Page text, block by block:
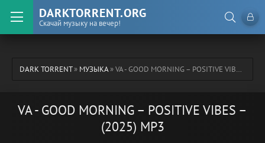
DARKTORRENT.ORG
Скачай музыку на вечер!
DARK TORRENT» МУЗЫКА» VA - GOOD MORNING – POSITIVE VIBES – (2025) MP3
VA - GOOD MORNING – POSITIVE VIBES –
(2025) MP3